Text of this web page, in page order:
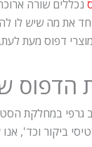
נכללים שורה
את מה שיש לו
דפוס מעת
הדפוס
גרפי במחלקת
ביקור וכד',